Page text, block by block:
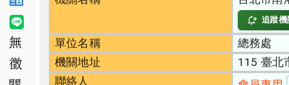
無法決標
公開徵求
追蹤機
單位名稱
總務處
機關地址
115 臺北
聯絡人